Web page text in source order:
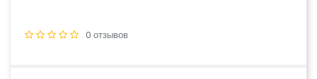
0 отзывов